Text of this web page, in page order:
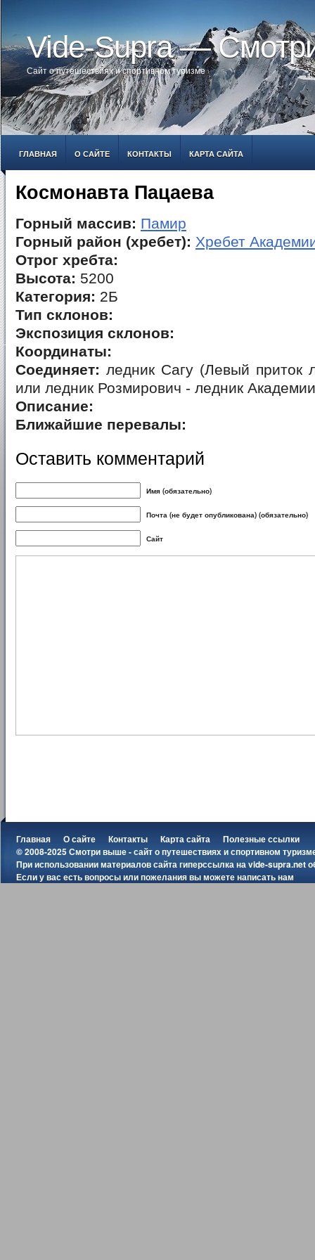
Vide-Supra —
Сайт о путешествиях и спортивном туризме
ГЛАВНАЯ О САЙТЕ КОНТАКТЫ КАРТА САЙТА
Космонавта Пацаева
Горный массив: Памир
Горный район (хребет): Хребет
Отрог хребта:
Высота: 5200
Категория: 2Б
Тип склонов:
Экспозиция склонов:
Координаты:
Соединяет: ледник Сагу (Левый приток
или ледник Розмирович - ледник
Описание:
Ближайшие перевалы:
Оставить комментарий
Имя (обязательно)
Почта (не будет опубликована) (обязательно)
Сайт
Главная О сайте Контакты Карта сайта
Полезные ссылки
© 2008-2025 Смотри выше - сайт о путешествиях и спортивном
При использовании материалов сайта гиперссылка наvide-supra.net
Если у вас есть вопросы или пожелания вы можетенаписать нам